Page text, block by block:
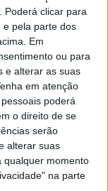
Poderá clicar para
e pela parte dos
Em
ou para
e alterar as suas
em atenção
poderá
o direito de se
serão
alterar suas
qualquer momento
na parte